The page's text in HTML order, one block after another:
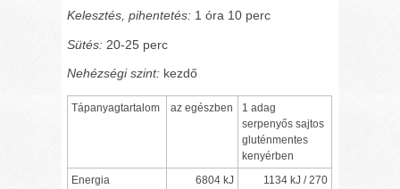
Kelesztés, pihentetés: 1 óra 10 perc
Sütés: 20-25 perc
Nehézségi szint: kezdő
Tápanyagtartalom az egészben
1 adag
serpenyős sajtos
gluténmentes
kenyérben
Energia
6804 kJ
1134 kJ / 270